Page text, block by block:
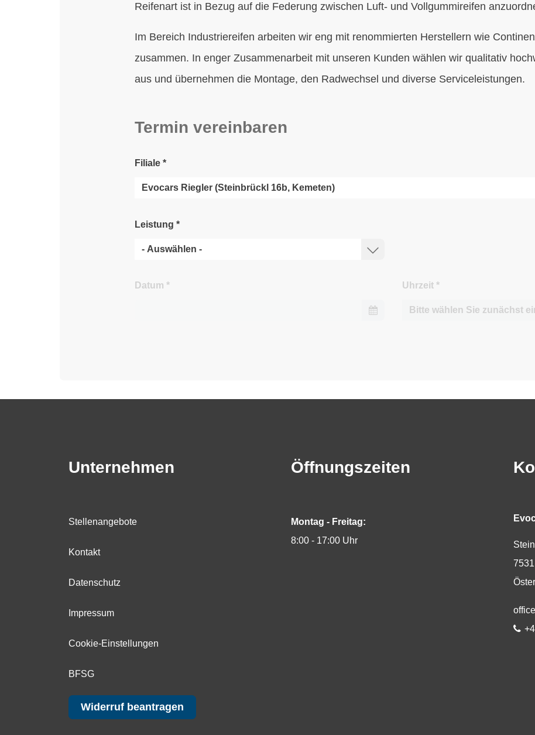
Reifenart ist in Bezug auf die Federung zwischen Luft- und Vollgummireifen
Im Bereich Industriereifen arbeiten wir eng mit renommierten Herstellern wie
zusammen. In enger Zusammenarbeit mit unseren Kunden wählen wir qualitativ
aus und übernehmen die Montage, den Radwechsel und diverse Serviceleistungen.
Termin vereinbaren
Filiale *
Leistung *
Datum * Uhrzeit *
Unternehmen
Stellenangebote
Kontakt
Datenschutz
Impressum
Cookie-Einstellungen
BFSG
Widerruf beantragen
Öffnungszeiten
Montag - Freitag:
8:00 - 17:00 Uhr
7531
E-